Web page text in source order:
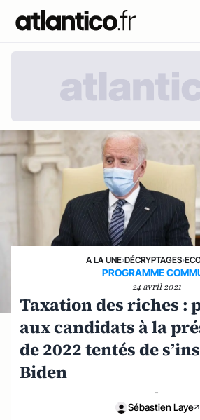
A LA UNE›DÉCRYPTAGES›
PROGRAMME
24 avril 2021
Taxation des riches :
aux candidats à la
de 2022 tentés de
Biden
-
Sébastien Laye